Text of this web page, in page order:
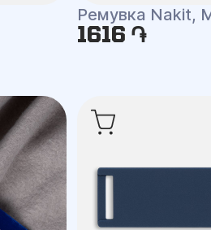
Ремувка Nakit,
1616 ֏